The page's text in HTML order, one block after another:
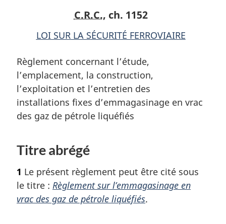
C.R.C., ch. 1152
LOI SUR LA SÉCURITÉ FERROVIAIRE
Règlement concernant l’étude,
l’emplacement, la construction,
l’exploitation et l’entretien des
installations fixes d’emmagasinage en vrac
des gaz de pétrole liquéfiés
Titre abrégé
1 Le présent règlement peut être cité sous
le titre : Règlement sur l’emmagasinage en
vrac des gaz de pétrole liquéfiés.